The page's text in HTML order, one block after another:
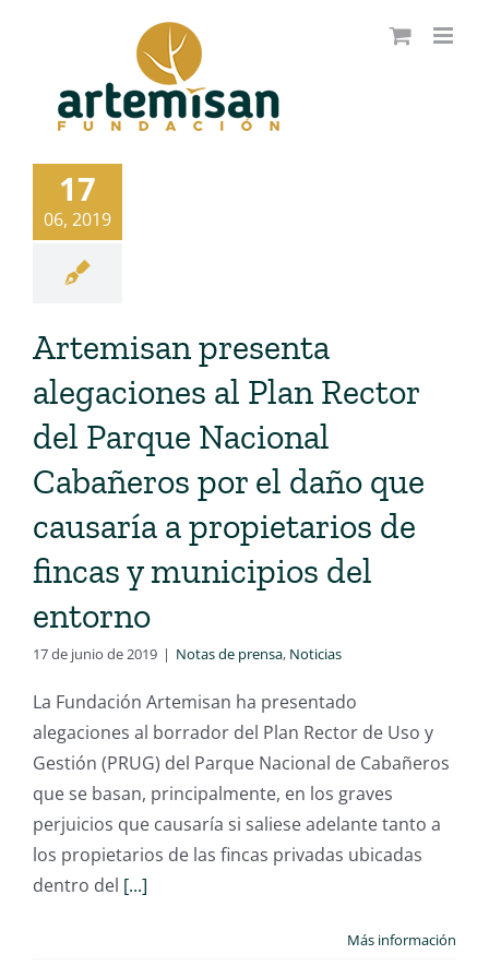
17
06, 2019
Artemisan presenta
alegaciones al Plan Rector
del Parque Nacional
Cabañeros por el daño que
causaría a propietarios de
fincas y municipios del
entorno
17 de junio de 2019 | Notas de prensa, Noticias
La Fundación Artemisan ha presentado
alegaciones al borrador del Plan Rector de Uso y
Gestión (PRUG) del Parque Nacional de Cabañeros
que se basan, principalmente, en los graves
perjuicios que causaría si saliese adelante tanto a
los propietarios de las fincas privadas ubicadas
dentro del [...]
Más información